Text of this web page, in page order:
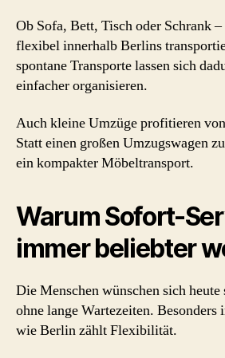
Ob Sofa, Bett, Tisch oder Schrank
flexibel innerhalb Berlins
spontane Transporte lassen sich
einfacher organisieren.
Auch kleine Umzüge profitieren
Statt einen großen Umzugswagen
ein kompakter Möbeltransport.
Warum Sofort-
immer beliebter
Die Menschen wünschen sich
ohne lange Wartezeiten. Besonders
wie Berlin zählt Flexibilität.